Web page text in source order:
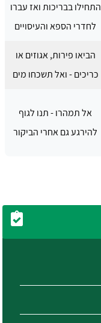
התחילו בבריכות ואז עברו
לחדרי הספא והעיסויים
הביאו פירות, אגוזים או
כריכים - ואל תשכחו מים
אל תמהרו - תנו לגוף
להירגע גם אחרי הביקור